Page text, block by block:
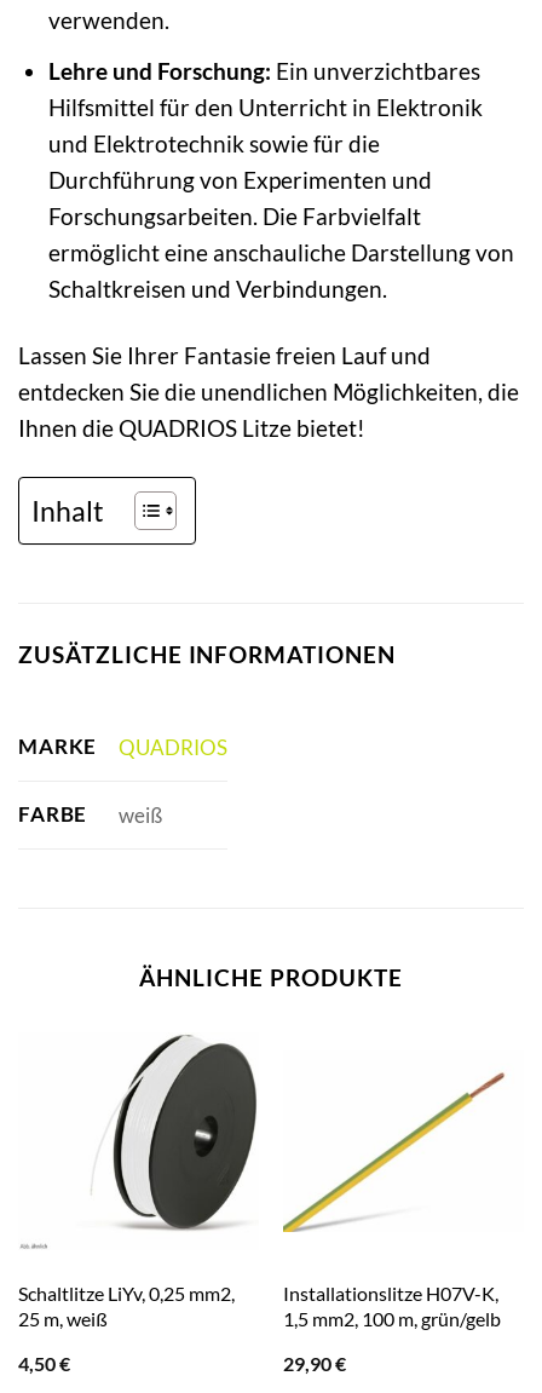
verwenden.
Lehre und Forschung: Ein unverzichtbares
Hilfsmittel für den Unterricht in Elektronik
und Elektrotechnik sowie für die
Durchführung von Experimenten und
Forschungsarbeiten. Die Farbvielfalt
ermöglicht eine anschauliche Darstellung von
Schaltkreisen und Verbindungen.
Lassen Sie Ihrer Fantasie freien Lauf und
entdecken Sie die unendlichen Möglichkeiten, die
Ihnen die QUADRIOS Litze bietet!
Inhalt
ZUSÄTZLICHE INFORMATIONEN
MARKE QUADRIOS
FARBE weiß
ÄHNLICHE PRODUKTE
Schaltlitze LiYv, 0,25 mm2,
25 m, weiß
4,50€
Installationslitze H07V-K,
1,5 mm2, 100 m, grün/gelb
29,90€